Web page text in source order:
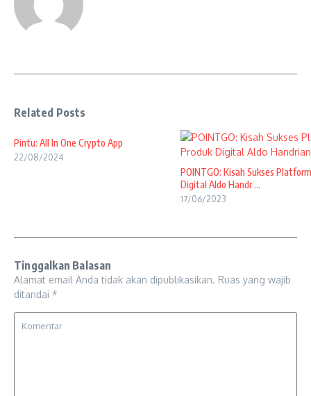
Related Posts
Pintu: All In One Crypto App
22/08/2024
POINTGO: Kisah Sukses
Digital Aldo Handr ...
17/06/2023
Tinggalkan Balasan
Alamat email Anda tidak akan dipublikasikan. Ruas yang wajib
ditandai *